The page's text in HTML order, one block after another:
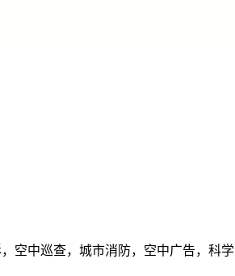
中巡查，城市消防，空中广告，科学